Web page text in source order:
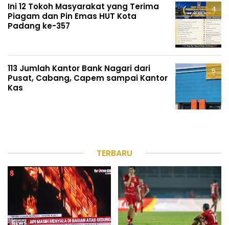
Ini 12 Tokoh Masyarakat yang Terima
Piagam dan Pin Emas HUT Kota
Padang ke-357
113 Jumlah Kantor Bank Nagari dari
Pusat, Cabang, Capem sampai Kantor
Kas
TERBARU